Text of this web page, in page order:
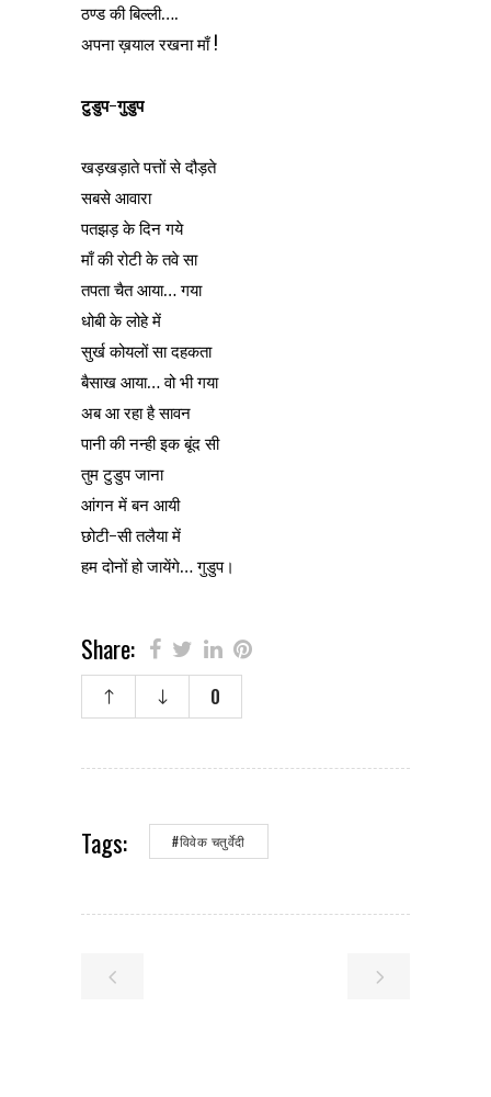
ठण्ड की बिल्ली….
अपना ख़याल रखना माँ !
टुडुप-गुडुप
खड़खड़ाते पत्तों से दौड़ते
सबसे आवारा
पतझड़ के दिन गये
माँ की रोटी के तवे सा
तपता चैत आया… गया
धोबी के लोहे में
सुर्ख कोयलों सा दहकता
बैसाख आया… वो भी गया
अब आ रहा है सावन
पानी की नन्ही इक बूंद सी
तुम टुडुप जाना
आंगन में बन आयी
छोटी-सी तलैया में
हम दोनों हो जायेंगे… गुडुप।
Share:
0
Tags: #विवेक चतुर्वेदी